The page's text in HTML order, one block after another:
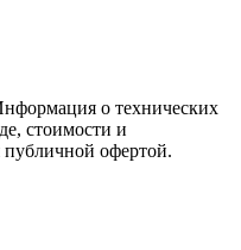
о технических
стоимости и
публичной офертой.